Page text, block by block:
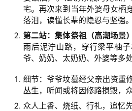
宅。再次来到当年外婆母女栖
落泪，读懂长辈的隐忍与坚强。
第二站：集体祭祖（高潮场景）
雨后泥泞山路，穿行梁平柚
爷、奶奶、太奶奶、外婆等多
细节：爷爷坟墓经父亲出资重
丛生，听闻或将因修路损毁，
众人上香、烧纸、行礼，追忆